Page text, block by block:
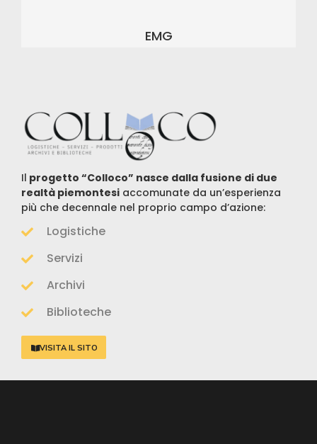
EMG
Il progetto “Colloco” nasce dalla fusione di due
realtà piemontesi accomunate da un’esperienza
più che decennale nel proprio campo d’azione:
Logistiche
Servizi
Archivi
Biblioteche
VISITA IL SITO